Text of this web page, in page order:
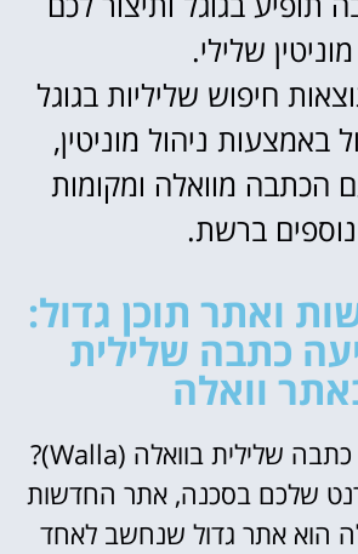
מוניטין שלילי.
חיפוש שליליות בגוגל
באמצעות ניהול מוניטין,
הכתבה מוואלה ומקומות
נוספים ברשת.
ואתר תוכן גדול:
כתבה שלילית
וואלה
פורסמה עליכם כתבה שלילית בוואלה (Walla)?
שלכם בסכנה, אתר החדשות
הוא אתר גדול שנחשב לאחד